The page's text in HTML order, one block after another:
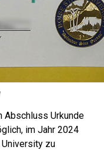
Abschluss Urkunde
im Jahr 2024
zu